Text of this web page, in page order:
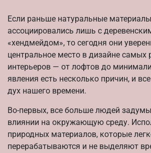
Если раньше натуральные материалы
ассоциировались лишь с
«хендмейдом», то сегодня они
центральное место в дизайне самых
интерьеров — от лофтов до
явления есть несколько причин, и
дух нашего времени.
Во-первых, все больше людей
влиянии на окружающую среду.
природных материалов, которые
перерабатываются и не выделяют